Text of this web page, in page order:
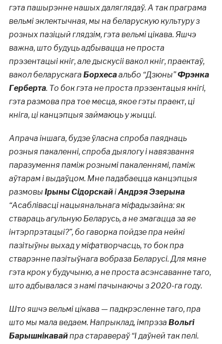
гэта пашырэнне нашых даляглядаў. А так праграма
вельмі эклектычная, мы на беларускую культуру з
розных пазіцый глядзім, гэта вельмі цікава. Яшчэ
важна, што будуць адбывацца не проста
прэзентацыі кніг, але дыскусіі вакол кніг, праектаў,
вакол беларускага Борхесаальбо “Дзюны”Фрэнка
Герберта. То бок гэта не проста прэзентацыя кнігі,
гэта размова пра тое месца, якое гэты праект, ці
кніга, ці канцэпцыя займаюць у жыцці.
Апрача іншага, будзе ўласна спроба паяднаць
розныя пакаленні, спроба дыялогу і навязвання
паразумення паміж рознымі пакаленнямі, паміж
аўтарам і выдаўцом. Мне падабаецца канцэпцыя
размовы Ірыны СідорскайіАндрэя Эзерына
“Асаблівасці нацыянальнага міфадызайна: як
ствараць агульную Беларусь, а не змагацца за яе
інтэрпрэтацыі?”, бо гаворка пойдзе пра нейкі
пазітыўны выхад у міфатворчасць, то бок пра
стварэнне пазітыўнага вобраза Беларусі. Для мяне
гэта крок у будучыню, а не проста асэнсаванне таго,
што адбывалася з намі пачынаючы з 2020-га году.
Што яшчэ вельмі цікава — падкрэсленне таго, пра
што мы мала ведаем. Напрыклад, імпрэза Вольгі
Барышнікавайпра старавераў “І даўней так пелі.